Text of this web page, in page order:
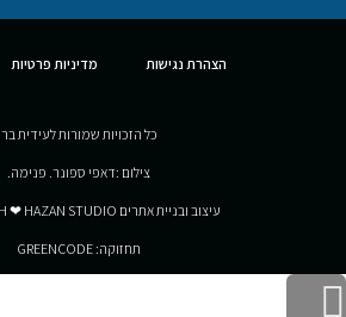
הצהרת נגישות מדיניות פרטיות
כל הזכויות שמורות לעידית בר
צילום :דאפי ספונר. פנימה.
עיצוב ובניית אתרים MADE WITH ❤ HAZAN STUDIO
תחזוקה: GREENCODE